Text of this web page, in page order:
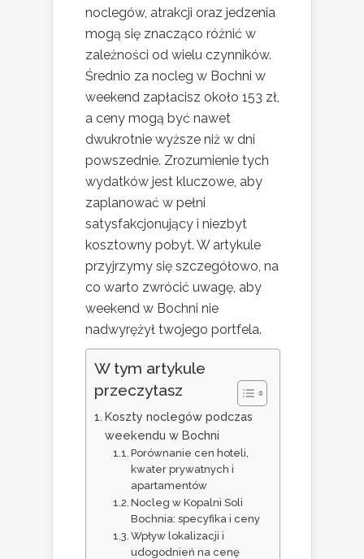
noclegów, atrakcji oraz jedzenia
mogą się znacząco różnić w
zależności od wielu czynników.
Średnio za nocleg w Bochni w
weekend zapłacisz około 153 zł,
a ceny mogą być nawet
dwukrotnie wyższe niż w dni
powszednie. Zrozumienie tych
wydatków jest kluczowe, aby
zaplanować w pełni
satysfakcjonujący i niezbyt
kosztowny pobyt. W artykule
przyjrzymy się szczegółowo, na
co warto zwrócić uwagę, aby
weekend w Bochni nie
nadwyrężył twojego portfela.
W tym artykule
przeczytasz
Koszty noclegów podczas
weekendu w Bochni
Porównanie cen hoteli,
kwater prywatnych i
apartamentów
Nocleg w Kopalni Soli
Bochnia: specyfika i ceny
Wpływ lokalizacji i
udogodnień na cenę